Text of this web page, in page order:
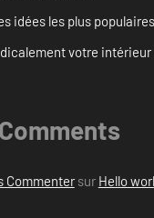
idées les plus
votre intérieur
Commentersur Hello